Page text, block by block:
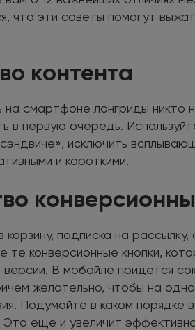
что эти советы помогут
контента
на смартфоне лонгриды никто
в первую очередь.
исключить
и короткими.
подписка на
те конверсионные кнопки,
В мобайле придется
желательно, чтобы на
Подумайте в каком порядке
Это еще и увеличит